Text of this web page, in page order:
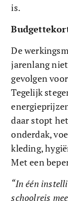
is.
De
jarenlang
gevolgen
Tegelijk
daar stopt
onderdak,
kleding,
Met een
“In één
schoolreis